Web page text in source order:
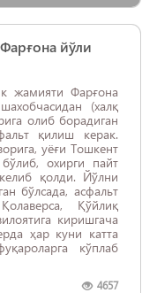
йўли
жамияти Фарғона
(халқ
олиб борадиган
қилиш керак.
уёғи Тошкент
охирги пайт
қолди. Йўлни
бўлсада, асфальт
Қўйлиқ
киришгача
ҳар куни катта
кўплаб
4657